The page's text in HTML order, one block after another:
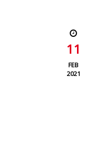
11
FEB
2021